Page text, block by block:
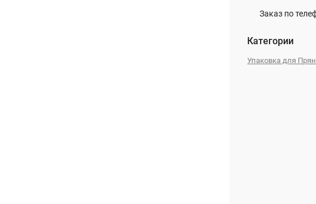
Заказ по
Категории
Упаковка для